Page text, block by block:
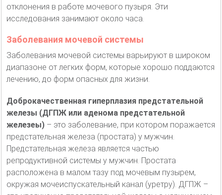
отклонения в работе мочевого пузыря. Эти
исследования занимают около часа.
Заболевания мочевой системы
Заболевания мочевой системы варьируют в широком
диапазоне от легких форм, которые хорошо поддаются
лечению, до форм опасных для жизни.
Доброкачественная гиперплазия предстательной
железы (ДГПЖ или аденома предстательной
железеы) – это заболевание, при котором поражается
предстательная железа (простата) у мужчин.
Предстательная железа является частью
репродуктивной системы у мужчин. Простата
расположена в малом тазу под мочевым пузырем,
окружая мочеиспускательный канал (уретру). ДГПЖ –